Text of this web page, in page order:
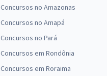
Concursos no Amazonas
Concursos no Amapá
Concursos no Pará
Concursos em Rondônia
Concursos em Roraima